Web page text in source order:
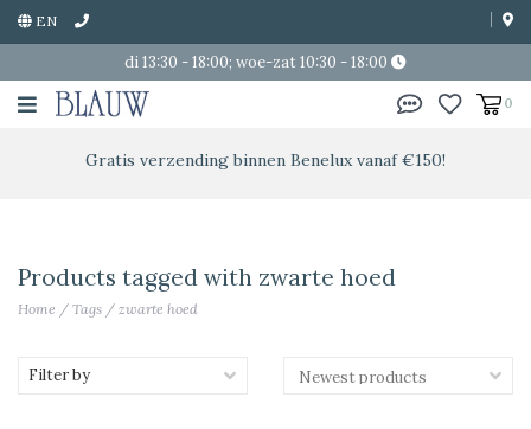
EN
di 13:30 - 18:00; woe-zat 10:30 - 18:00
0
Gratis verzending binnen Benelux vanaf €150!
Products tagged with zwarte hoed
Home / Tags / zwarte hoed
Filter by